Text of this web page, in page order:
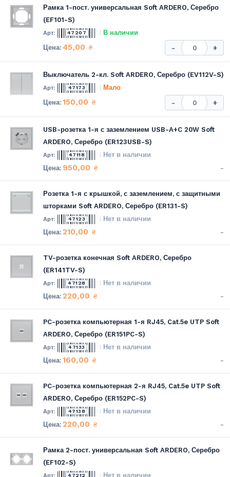
Рамка 1-пост. универсальная Soft ARDERO, Серебро
(EF101-S)
47207 В наличии
45,00 ₴ - +
Выключатель 2-кл. Soft ARDERO, Серебро (EV112V-S)
47173 Мало
150,00 ₴ - +
USB-розетка 1-я с заземлением USB-A+C 20W Soft
ARDERO, Серебро (ER123USB-S)
47118 Нет в наличии
950,00 ₴ -
Розетка 1-я с крышкой, с заземлением, с защитными
шторками Soft ARDERO, Серебро (ER131-S)
47123 Нет в наличии
210,00 ₴ -
TV-розетка конечная Soft ARDERO, Серебро
(ER141TV-S)
47128 Нет в наличии
220,00 ₴ -
PC-розетка компьютерная 1-я RJ45, Cat.5e UTP Soft
ARDERO, Серебро (ER151PC-S)
47133 Нет в наличии
160,00 ₴ -
PC-розетка компьютерная 2-я RJ45, Cat.5e UTP Soft
ARDERO, Серебро (ER152PC-S)
47138 Нет в наличии
220,00 ₴ -
Рамка 2-пост. универсальная Soft ARDERO, Серебро
(EF102-S)
47212 Нет в наличии